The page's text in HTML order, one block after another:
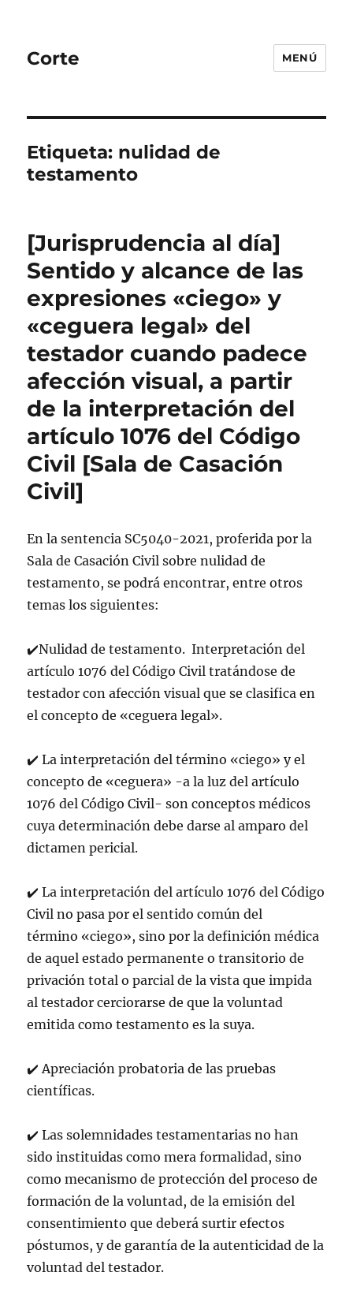
Corte MENÚ
Etiqueta: nulidad de
testamento
[Jurisprudencia al día]
Sentido y alcance de las
expresiones «ciego» y
«ceguera legal» del
testador cuando padece
afección visual, a partir
de la interpretación del
artículo 1076 del Código
Civil [Sala de Casación
Civil]
En la sentencia SC5040-2021, proferida por la
Sala de Casación Civil sobre nulidad de
testamento, se podrá encontrar, entre otros
temas los siguientes:
✔️Nulidad de testamento. Interpretación del
artículo 1076 del Código Civil tratándose de
testador con afección visual que se clasifica en
el concepto de «ceguera legal».
✔️ La interpretación del término «ciego» y el
concepto de «ceguera» -a la luz del artículo
1076 del Código Civil- son conceptos médicos
cuya determinación debe darse al amparo del
dictamen pericial.
✔️ La interpretación del artículo 1076 del Código
Civil no pasa por el sentido común del
término «ciego», sino por la definición médica
de aquel estado permanente o transitorio de
privación total o parcial de la vista que impida
al testador cerciorarse de que la voluntad
emitida como testamento es la suya.
✔️ Apreciación probatoria de las pruebas
científicas.
✔️ Las solemnidades testamentarias no han
sido instituidas como mera formalidad, sino
como mecanismo de protección del proceso de
formación de la voluntad, de la emisión del
consentimiento que deberá surtir efectos
póstumos, y de garantía de la autenticidad de la
voluntad del testador.